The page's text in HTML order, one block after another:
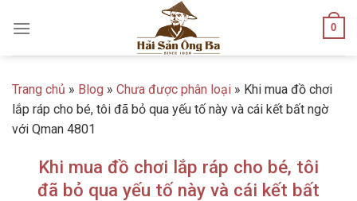
0
Trang chủ » Blog » Chưa được phân loại » Khi mua đồ chơi
lắp ráp cho bé, tôi đã bỏ qua yếu tố này và cái kết bất ngờ
với Qman 4801
Khi mua đồ chơi lắp ráp cho bé, tôi
đã bỏ qua yếu tố này và cái kết bất